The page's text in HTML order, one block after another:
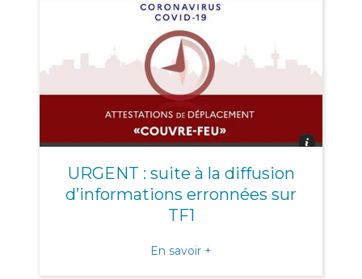
URGENT : suite à la diffusion
d’informations erronnées sur
TF1
En savoir +